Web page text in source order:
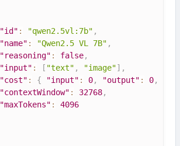
"id" : "qwen2.5vl:7b" ,
"name" : "Qwen2.5 VL 7B" ,
"reasoning" : false,
"input" : [ "text" , "image"] ,
"cost" : { "input" : 0, "output" : 0,
"contextWindow" : 32768,
"maxTokens" :
4096